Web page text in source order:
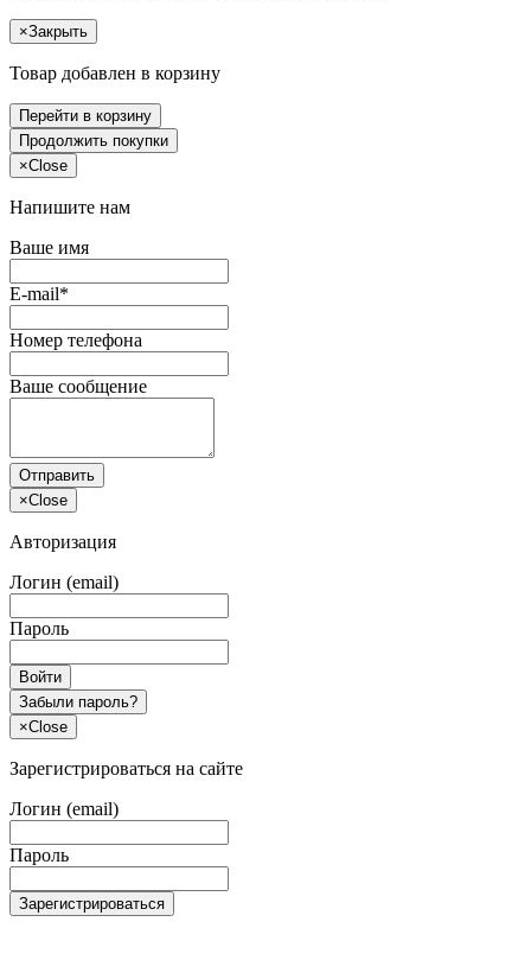
×Закрыть
Товар добавлен в корзину
Перейти в корзину
Продолжить покупки
×Close
Напишите нам
Ваше имя
E-mail*
Номер телефона
Ваше сообщение
Отправить
×Close
Авторизация
Логин (email)
Пароль
Войти
Забыли пароль?
×Close
Зарегистрироваться на сайте
Логин (email)
Пароль
Зарегистрироваться